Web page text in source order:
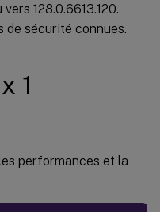
128.0.6613.120.
de sécurité connues.
1
performances et la